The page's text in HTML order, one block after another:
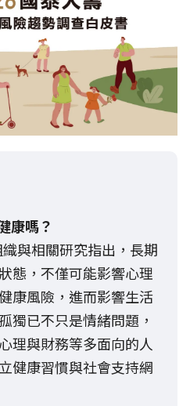
康嗎？
與相關研究指出，長期
態，不僅可能影響心理
康風險，進而影響生活
獨已不只是情緒問題，
理與財務等多面向的人
健康習慣與社會支持網